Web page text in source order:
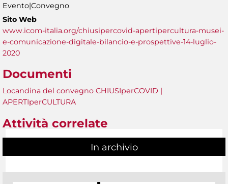
Evento|Convegno
Sito Web
www.icom-italia.org/chiusipercovid-apertipercultura-musei-
e-comunicazione-digitale-bilancio-e-prospettive-14-luglio-
2020
Documenti
Locandina del convegno CHIUSIperCOVID |
APERTIperCULTURA
Attività correlate
In archivio